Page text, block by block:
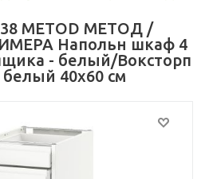
METOD МЕТОД /
Напольн шкаф 4
- белый/Воксторп
40x60 см